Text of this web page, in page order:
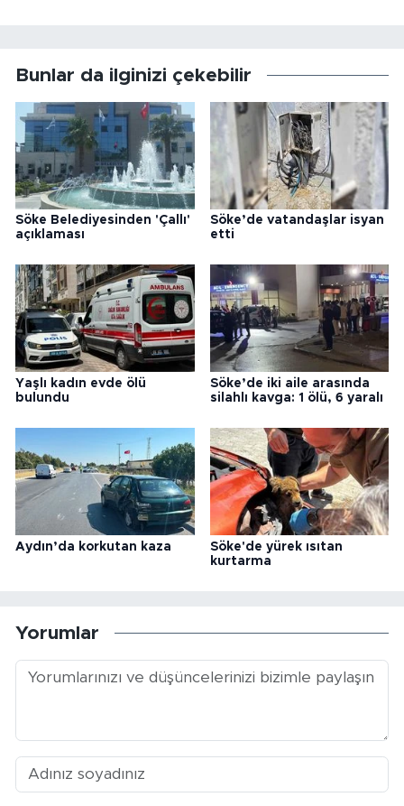
Bunlar da ilginizi çekebilir
Söke Belediyesinden 'Çallı'
açıklaması
Söke’de vatandaşlar isyan
etti
Yaşlı kadın evde ölü
bulundu
Söke’de iki aile arasında
silahlı kavga: 1 ölü, 6 yaralı
Aydın’da korkutan kaza
Söke'de yürek ısıtan
kurtarma
Yorumlar